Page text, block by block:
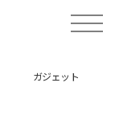
toggle
ガジェット